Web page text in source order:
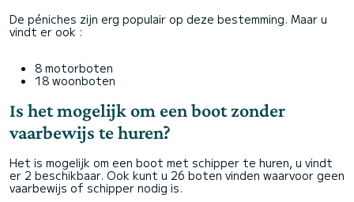
De péniches zijn erg populair op deze bestemming. Maar u
vindt er ook :
8 motorboten
18 woonboten
Is het mogelijk om een boot zonder
vaarbewijs te huren?
Het is mogelijk om een boot met schipper te huren, u vindt
er 2 beschikbaar. Ook kunt u 26 boten vinden waarvoor geen
vaarbewijs of schipper nodig is.